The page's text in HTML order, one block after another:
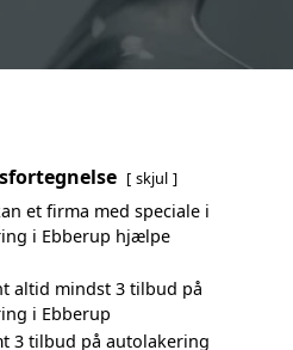
skjul
et firma med speciale i
i Ebberup hjælpe
altid mindst 3 tilbud på
i Ebberup
3 tilbud på autolakering